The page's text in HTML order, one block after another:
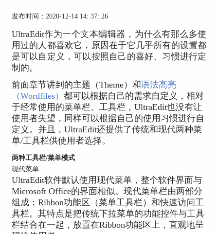
发布时间：2020-12-14 14: 37: 26
UltraEdit作为一个文本编辑器，为什么有那么多使
用过的人都喜欢它，原因在于它几乎所有的设置都
是可以自定义，可以按照自己的喜好、习惯进行定
制的。
前面章节讲到的主题（Theme）和语法高亮
（Wordfiles） 都可以根据自己的需求自定义，相对
于经常使用的菜单栏、工具栏，UltraEdit也没有让
使用者失望，同样可以根据自己的使用习惯进行自
定义。并且，UltraEdit还提供了传统和现代两种菜
单/工具栏供使用者选择。
两种工具栏/菜单模式
现代菜单
UltraEdit软件默认使用现代菜单，整个软件界面与
Microsoft Office的界面相似。现代菜单栏由两部分
组成：Ribbon功能区（菜单工具栏）和快速访问工
具栏。其特点是把传统下拉菜单的功能控件与工具
栏结合在一起，放置在Ribbon功能区上，直观地呈